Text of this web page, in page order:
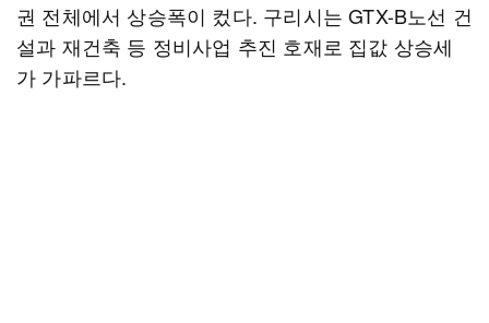
권 전체에서 상승폭이 컸다. 구리시는 GTX-B노선 건
설과 재건축 등 정비사업 추진 호재로 집값 상승세
가 가파르다.